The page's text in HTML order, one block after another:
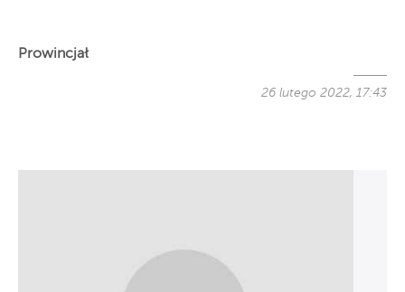
Prowincjał
26 lutego 2022, 17:43